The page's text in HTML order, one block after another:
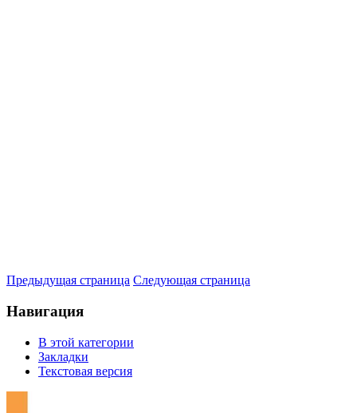
Предыдущая страница Следующая страница
Навигация
В этой категории
Закладки
Текстовая версия